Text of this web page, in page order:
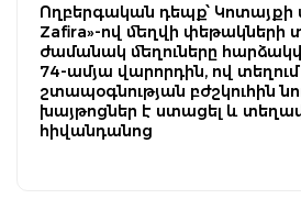
Ողբերգական դեպք՝ Կոտայքի
Zafira»-ով մեղվի
ժամանակ մեղուները
74-ամյա վարորդին, ով տեղում
շտապօգնության բժշկուհին
խայթոցներ է ստացել և
հիվանդանոց